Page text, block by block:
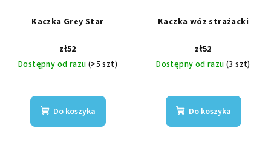
Kaczka Grey Star
zł52
Dostępny od razu (>5 szt)
Do koszyka
Kaczka wóz strażacki
zł52
Dostępny od razu (3 szt)
Do koszyka